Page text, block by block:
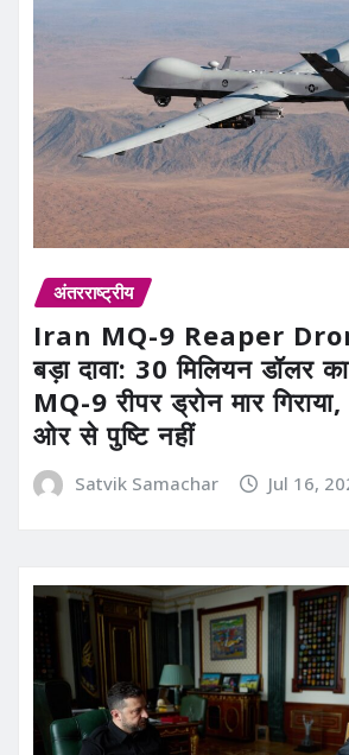
अंतरराष्ट्रीय
Iran MQ-9 Reaper
बड़ा दावा: 30 मिलियन डॉलर
MQ-9 रीपर ड्रोन मार
ओर से पुष्टि नहीं
Satvik Samachar Jul 16,